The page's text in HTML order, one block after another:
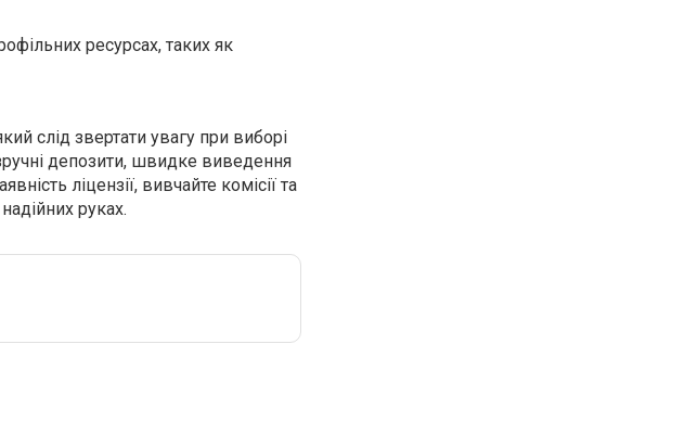
ресурсах, таких як
слід звертати увагу при виборі
депозити, швидке виведення
ліцензії, вивчайте комісії та
руках.